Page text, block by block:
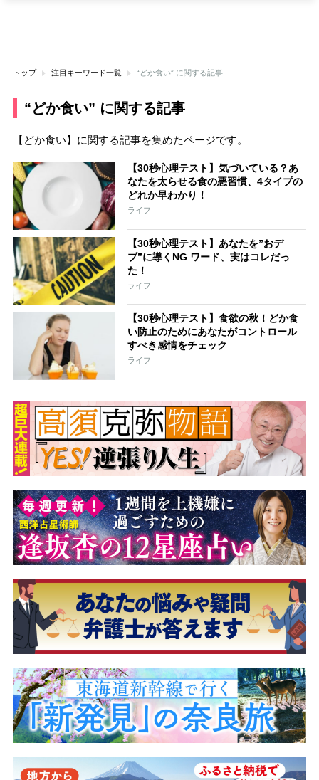
トップ 注目キーワード一覧 “どか食い” に関する記事
“どか食い” に関する記事
【どか食い】に関する記事を集めたページです。
【30秒心理テスト】気づいている？あ
なたを太らせる食の悪習慣、4タイプの
どれか早わかり！
ライフ
【30秒心理テスト】あなたを”おデ
ブ”に導くNG ワード、実はコレだっ
た！
ライフ
【30秒心理テスト】食欲の秋！どか食
い防止のためにあなたがコントロール
すべき感情をチェック
ライフ